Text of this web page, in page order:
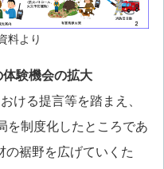
料より
験機会の拡大
ける提言等を踏まえ、
を制度化したところであ
の裾野を広げていくた